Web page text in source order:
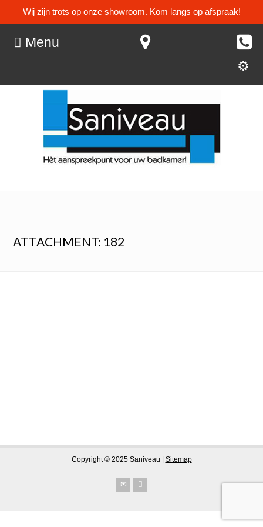
Wij zijn trots op onze showroom. Kom langs op afspraak!
Menu
ATTACHMENT: 182
Copyright © 2025 Saniveau | Sitemap